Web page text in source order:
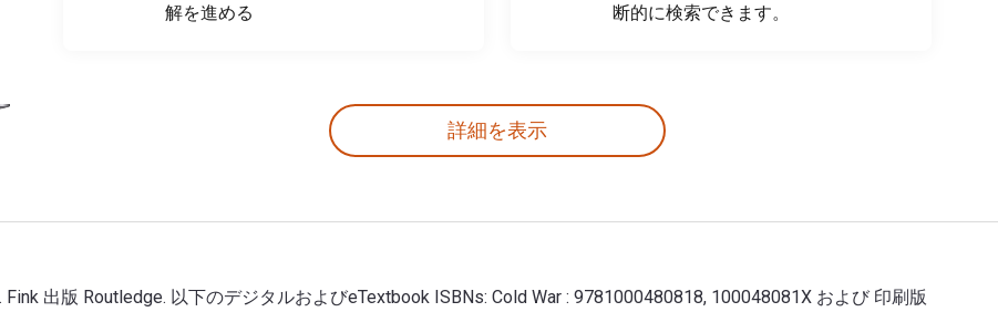
解を進める
断的に検索できます。
詳細を表示
出版 Routledge. 以下のデジタルおよびeTextbook ISBNs: Cold War : 9781000480818, 100048081X および 印刷版